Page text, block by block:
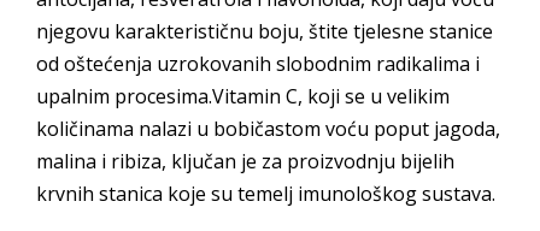
njegovu karakterističnu boju, štite tjelesne stanice
od oštećenja uzrokovanih slobodnim radikalima i
upalnim procesima.Vitamin C, koji se u velikim
količinama nalazi u bobičastom voću poput jagoda,
malina i ribiza, ključan je za proizvodnju bijelih
krvnih stanica koje su temelj imunološkog sustava.